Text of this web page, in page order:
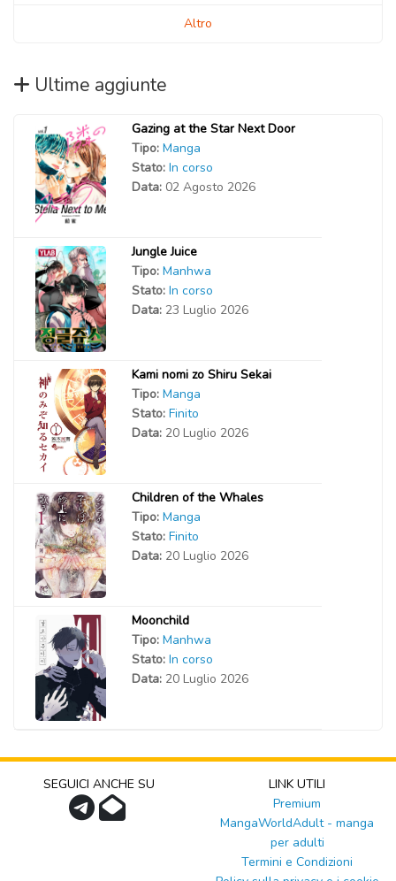
Altro
Ultime aggiunte
Gazing at the Star Next Door
Tipo: Manga
Stato: In corso
Data: 02 Agosto 2026
Jungle Juice
Tipo: Manhwa
Stato: In corso
Data: 23 Luglio 2026
Kami nomi zo Shiru Sekai
Tipo: Manga
Stato: Finito
Data: 20 Luglio 2026
Children of the Whales
Tipo: Manga
Stato: Finito
Data: 20 Luglio 2026
Moonchild
Tipo: Manhwa
Stato: In corso
Data: 20 Luglio 2026
SEGUICI ANCHE SU
LINK UTILI
Premium
MangaWorldAdult - manga
per adulti
Termini e Condizioni